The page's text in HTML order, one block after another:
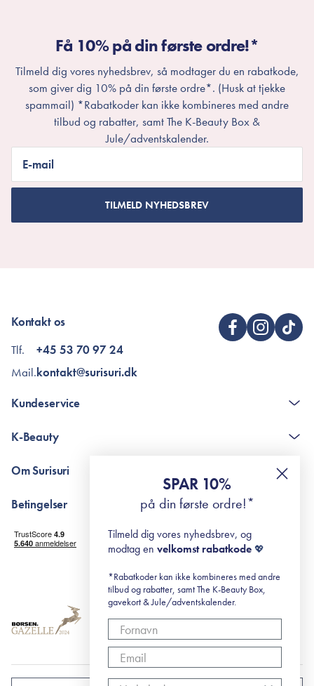
Få 10% på din første ordre!*
Tilmeld dig vores nyhedsbrev, så modtager du en rabatkode,
som giver dig 10% på din første ordre*. (Husk at tjekke
spammail) *Rabatkoder kan ikke kombineres med andre
tilbud og rabatter, samt The K-Beauty Box &
Jule/adventskalender.
E-mail
TILMELD NYHEDSBREV
Kontakt os
Tlf.
Mail.
+45 53 70 97 24
kontakt@surisuri.dk
Kundeservice
The K-Beauty Box - spørgsmål og svar
RE-ZIP
K-Beauty
Retinol for begyndere
surisuri's mini guide til rosacea
Om Surisuri
Black Friday
Betingelser
Levering og returnering
Handelsbetingelser
Abonnementsbetingelser
SPAR 10%
på din første ordre!*
Tilmeld dig vores nyhedsbrev, og
modtag en velkomst rabatkode 💖
*Rabatkoder kan ikke kombineres med andre
tilbud og rabatter, samt The K-Beauty Box,
gavekort & Jule/adventskalender.